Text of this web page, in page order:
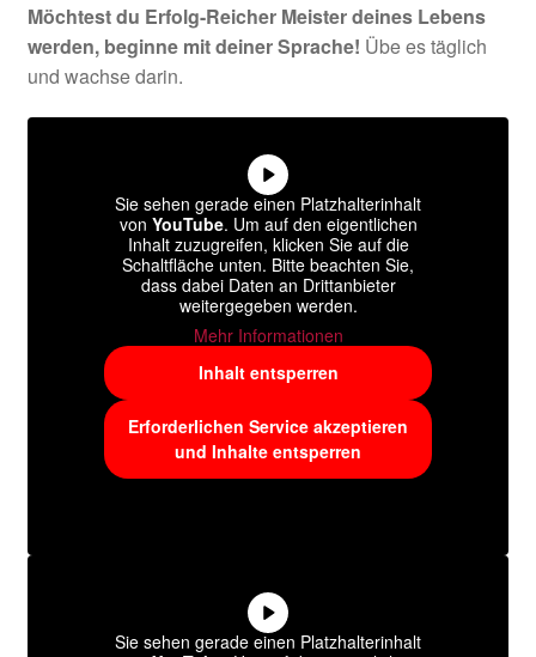
Möchtest du Erfolg-Reicher Meister deines Lebens
werden, beginne mit deiner Sprache! Übe es täglich
und wachse darin.
Sie sehen gerade einen Platzhalterinhalt
von YouTube. Um auf den eigentlichen
Inhalt zuzugreifen, klicken Sie auf die
Schaltfläche unten. Bitte beachten Sie,
dass dabei Daten an Drittanbieter
weitergegeben werden.
Mehr Informationen
Inhalt entsperren
Erforderlichen Service akzeptieren
und Inhalte entsperren
Sie sehen gerade einen Platzhalterinhalt